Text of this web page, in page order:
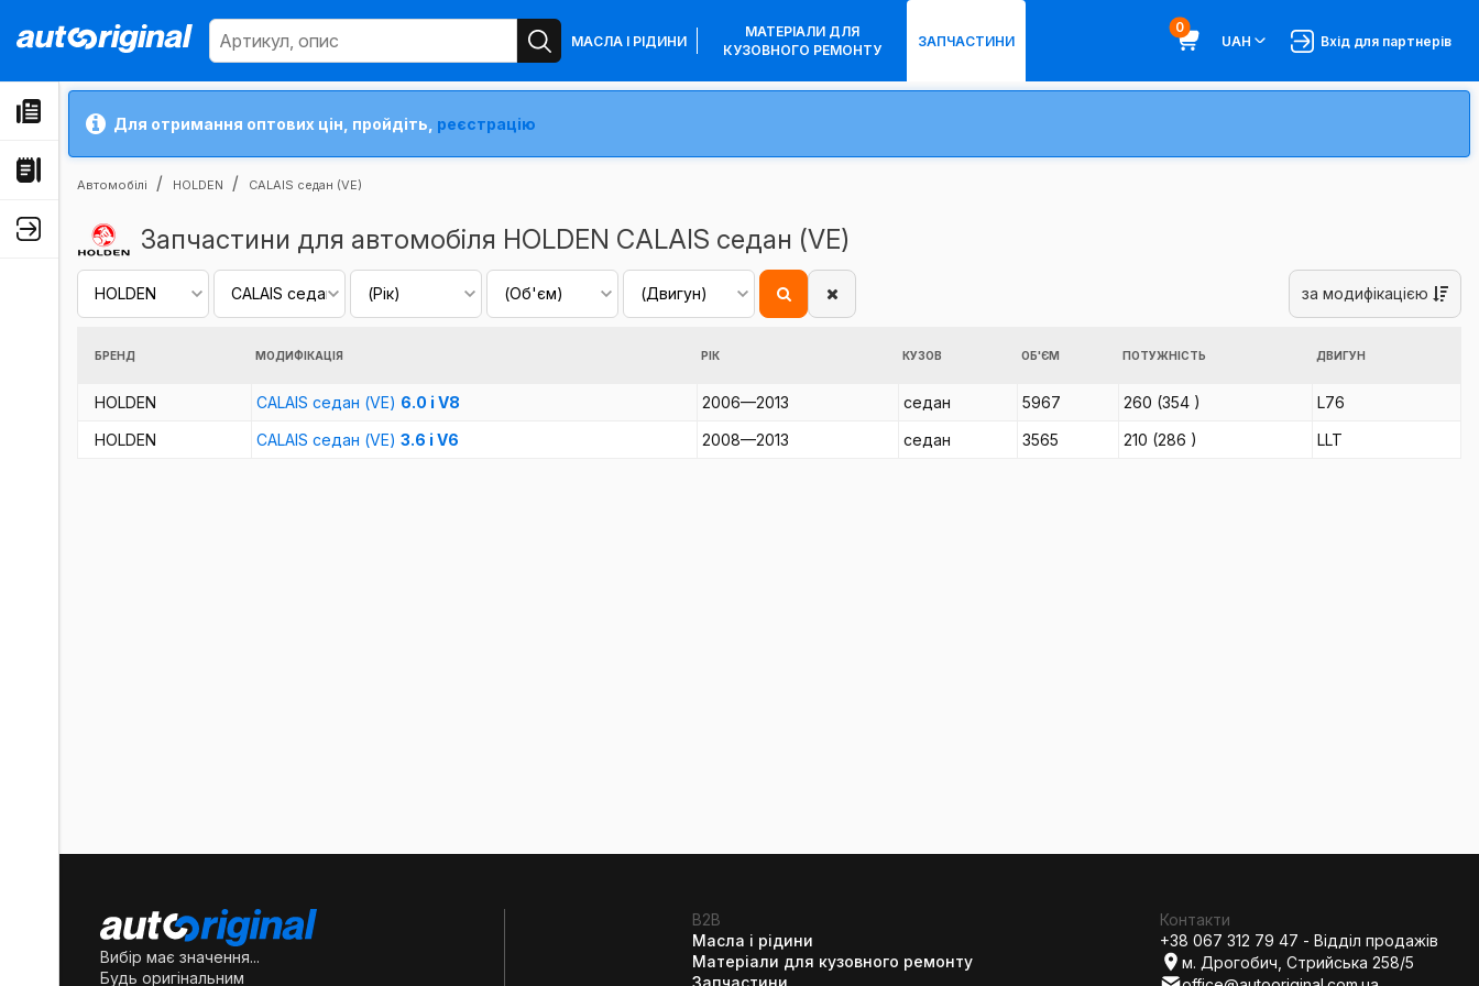
МАСЛА І РІДИНИ
МАТЕРІАЛИ ДЛЯ
КУЗОВНОГО РЕМОНТУ
ЗАПЧАСТИНИ
0
UAH
Вхід для партнерів
Для отримання оптових цін, пройдіть, реєстрацію
Автомобілі HOLDEN CALAIS седан (VE)
Запчастини для автомобіля HOLDEN CALAIS седан (VE)
за модифікацією
БРЕНД МОДИФІКАЦІЯ РІК КУЗОВ ОБ'ЄМ ПОТУЖНІСТЬ ДВИГУН
HOLDEN CALAIS седан (VE) 6.0 i V8 2006—2013 седан 5967 260 (354 )
L76
HOLDEN
CALAIS седан (VE) 3.6 i V6 2008—2013 седан 3565 210 (286 ) LLT
Вибір має значення...
Будь оригінальним
B2B
Масла і рідини
Матеріали для кузовного ремонту
Запчастини
Контакти
+38 067 312 79 47 - Відділ продажів
м. Дрогобич, Стрийська 258/5